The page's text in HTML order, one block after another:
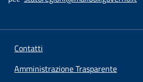
Contatti
Amministrazione Trasparente